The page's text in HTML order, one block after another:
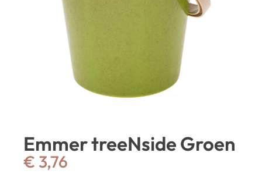
Emmer treeNside Groen
€ 3,76